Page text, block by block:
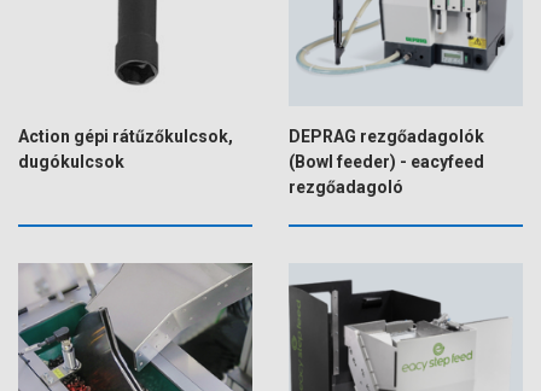
Action gépi rátűzőkulcsok,
dugókulcsok
DEPRAG rezgőadagolók
(Bowl feeder) - eacyfeed
rezgőadagoló